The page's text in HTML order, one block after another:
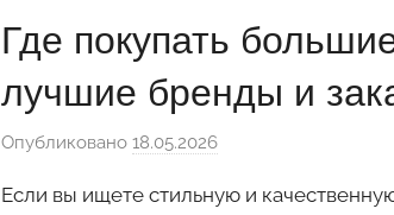
Где покупать
лучшие бренды и
Опубликовано 18.05.2026а
т
Если вы ищете стильную и